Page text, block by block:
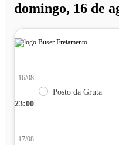
domingo, 16 de
23:00
16/08
Posto da Gruta
17/08